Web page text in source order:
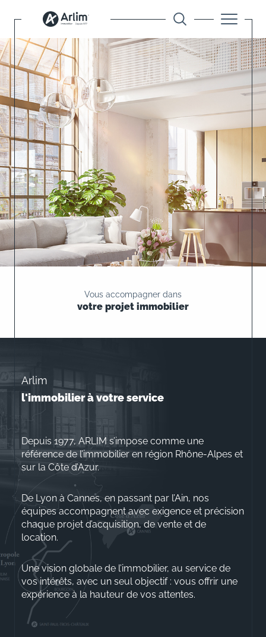
Vous accompagner dans
votre projet immobilier
Arlim
l'immobilier à votre service
Depuis 1977, ARLIM s’impose comme une
référence de l’immobilier en région Rhône-Alpes et
sur la Côte d’Azur.
De Lyon à Cannes, en passant par l’Ain, nos
équipes accompagnent avec exigence et précision
chaque projet d’acquisition, de vente et de
location.
Une vision globale de l’immobilier, au service de
vos intérêts, avec un seul objectif : vous offrir une
expérience à la hauteur de vos attentes.